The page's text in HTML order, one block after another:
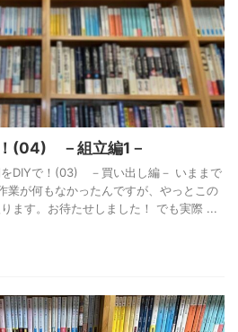
(04) －組立編1－
DIYで！(03) －買い出し編－ いままで
業が何もなかったんですが、やっとこの
ます。お待たせしました！ でも実際 ...